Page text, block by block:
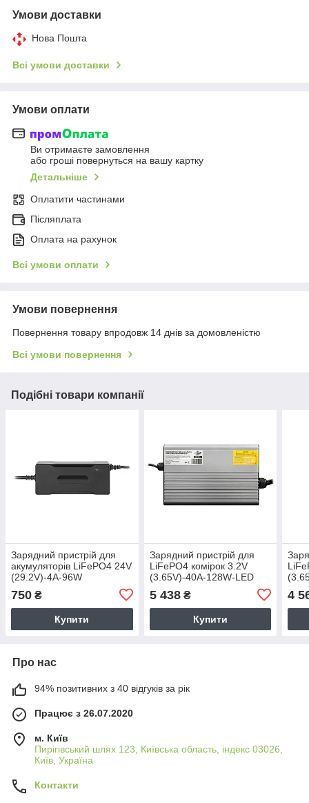
Умови доставки
Нова Пошта
Всі умови доставки
Умови оплати
Ви отримаєте замовлення
або гроші повернуться на вашу картку
Детальніше
Оплатити частинами
Післяплата
Оплата на рахунок
Всі умови оплати
Умови повернення
Повернення товару впродовж 14 днів за домовленістю
Всі умови повернення
Подібні товари компанії
Зарядний пристрій для
акумуляторів LiFePO4 24V
(29.2V)-4A-96W
750 ₴
Купити
Зарядний пристрій для
LiFePO4 комірок 3.2V
(3.65V)-40A-128W-LED
5 438₴
Купити
4
Про нас
94% позитивних з 40 відгуків за рік
Працює з 26.07.2020
м. Київ
Пирігівський шлях 123, Київська область, індекс 03026,
Київ, Україна
Контакти